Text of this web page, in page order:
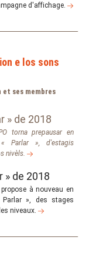
d'affichage.
e los sons
ses membres
» de 2018
torna prepausar en
Parlar », d'estagis
nivèls.
» de 2018
à nouveau en
», des stages
niveaux.